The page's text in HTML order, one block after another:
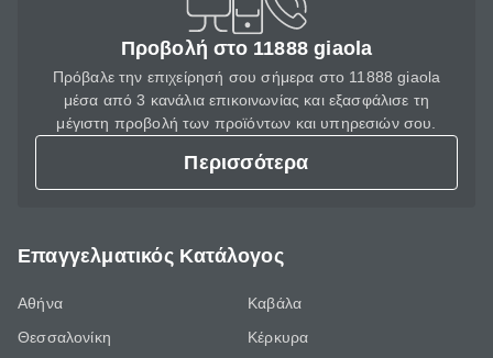
Προβολή στο 11888 giaola
Πρόβαλε την επιχείρησή σου σήμερα στο 11888 giaola
μέσα από 3 κανάλια επικοινωνίας και εξασφάλισε τη
μέγιστη προβολή των προϊόντων και υπηρεσιών σου.
Περισσότερα
Επαγγελματικός Κατάλογος
Αθήνα
Θεσσαλονίκη
Καβάλα
Κέρκυρα